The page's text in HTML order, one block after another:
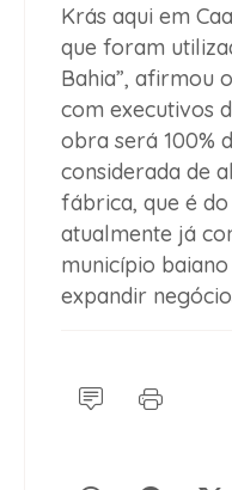
Krás aqui em
que foram
Bahia”, afirmou
com executivos
obra será 100%
considerada de
fábrica, que é do
atualmente já
município
expandir